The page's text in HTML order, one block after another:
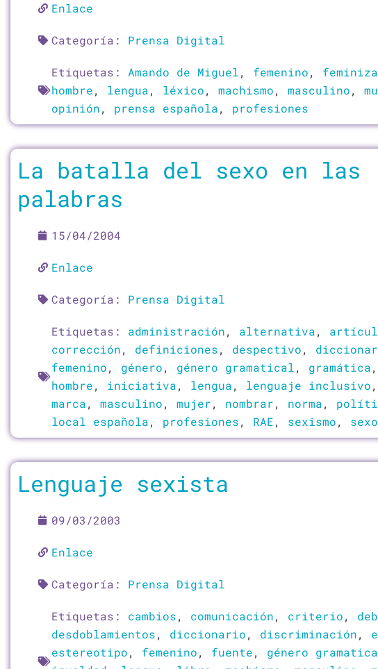
Enlace
Categoría: Prensa Digital
Etiquetas: Amando de Miguel, femenino,
hombre, lengua, léxico, machismo, masculino,
opinión, prensa española, profesiones
La batalla del sexo en las
palabras
15/04/2004
Enlace
Categoría: Prensa Digital
Etiquetas: administración, alternativa,
corrección, definiciones, despectivo,
femenino, género, género gramatical, gramática,
hombre, iniciativa, lengua, lenguaje inclusivo,
marca, masculino, mujer, nombrar, norma,
local española, profesiones, RAE, sexismo, sexo
Lenguaje sexista
09/03/2003
Enlace
Categoría: Prensa Digital
Etiquetas: cambios, comunicación, criterio,
desdoblamientos, diccionario, discriminación,
estereotipo, femenino, fuente, género